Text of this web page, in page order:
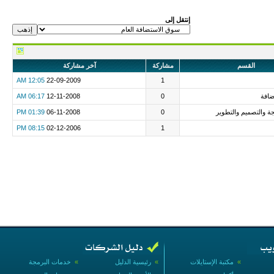
إنتقل إلى
القسم مشاركة
آخر مشاركة
1
22-09-2009
12:05 AM
0
12-11-2008
06:17 AM
والتصميم والتطوير 0
06-11-2008
01:39 PM
1
02-12-2006
08:15 PM
» خدمات البرمجة » رئيسية الدليل
» مكتبة الإستايلات